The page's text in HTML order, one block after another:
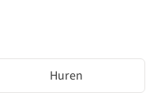
Huren